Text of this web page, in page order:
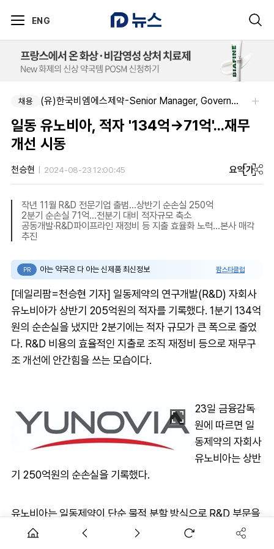
ENG
채용 (유)한국비엠에스제약-Senior Manager, Government Affairs & External Liaison (Permanent)
일동 유노비아, 적자 '134억→71억'...재무
개선 시동
천승현 2024-08-23 12:00:45 요약가
작년 11월 R&D 전문기업 출범...상반기 순손실 250억
2분기 순손실 71억...전분기 대비 적자규모 축소
공동개발·R&D파이프라인 재정비 등 지출 효율화 노력...본사 매각
추진
PR 아는 약국은 다 아는 신제품 최신정보 팜스타클럽
[데일리팜=천승현 기자] 일동제약의 연구개발(R&D) 자회사
유노비아가 상반기 205억원의 적자를 기록했다. 1분기 134억
원의 순손실을 냈지만 2분기에는 적자 규모가 큰 폭으로 줄었
다. R&D 비용의 효율적인 지출로 조직 재정비 등으로 재무구
조 개선에 안간힘을 쓰는 모습이다.
23일 금융감독
원에 따르면 일
동제약의 자회사
유노비아는 상반
기 250억원의 순손실을 기록했다.
유노비아는 일동제약이 단순 물적 분할 방식으로 R&D 부문을
분사해 설립한 독립법인이다. 일동제약이 모회사로 유노비아